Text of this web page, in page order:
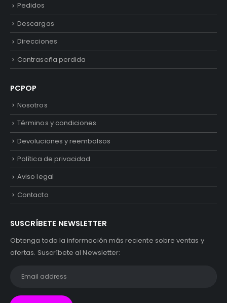
Pedidos
Descargas
Direcciones
Contraseña perdida
PCPOP
Nosotros
Términos y condiciones
Devoluciones y reembolsos
Política de privacidad
Aviso legal
Contacto
SUSCRÍBETE NEWSLETTER
Obtenga toda la información más reciente sobre ventas y
ofertas. Suscríbete al Newsletter: